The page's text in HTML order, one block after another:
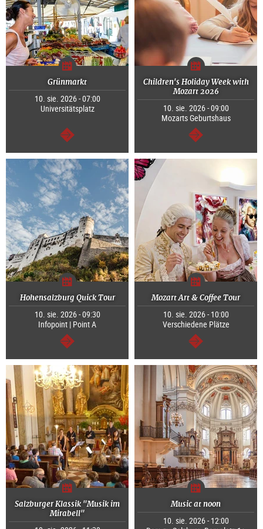
Grünmarkt
10. sie. 2026 - 07:00
Universitätsplatz
dalej
Children's Holiday Week with
Mozart 2026
10. sie. 2026 - 09:00
Mozarts Geburtshaus
dalej
Hohensalzburg Quick Tour
10. sie. 2026 - 09:30
Infopoint | Point A
dalej
Mozart Art & Coffee Tour
10. sie. 2026 - 10:00
Verschiedene Plätze
dalej
Salzburger Klassik "Musik im
Mirabell"
Music at noon
10. sie. 2026 - 12:00